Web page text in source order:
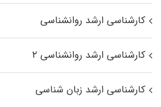
کارشناسی ارشد روانشناسی
کارشناسی ارشد روانشناسی ۲
کارشناسی ارشد زبان شناسی